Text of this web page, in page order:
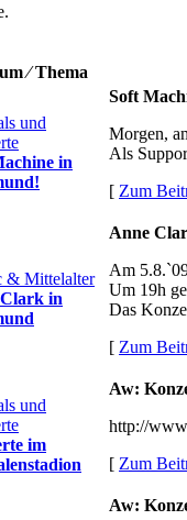
⁄ Thema
und
in
Soft
Morgen,
Als
[ Zum
& Mittelalter
in
Anne
Am
Um 19h
Das
[ Zum
und
im
Aw:
http://
[ Zum
Aw: